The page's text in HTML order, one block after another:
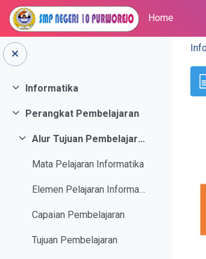
Skip to main content
Home
Collapse
Informatika
Collapse
Perangkat Pembelajaran
Collapse
Alur Tujuan Pembelajaran
Mata Pelajaran Informatika
Elemen Pelajaran Informatika
Capaian Pembelajaran
Tujuan Pembelajaran